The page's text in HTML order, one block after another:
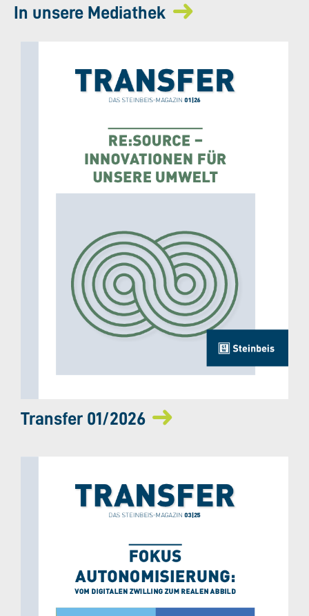
In unsere Mediathek
Transfer 01/2026